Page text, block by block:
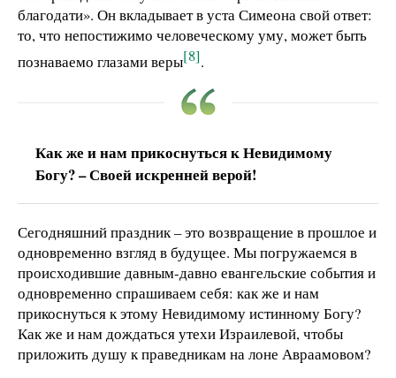
благодати». Он вкладывает в уста Симеона свой ответ:
то, что непостижимо человеческому уму, может быть
познаваемо глазами веры[8].
Как же и нам прикоснуться к Невидимому
Богу? – Своей искренней верой!
Сегодняшний праздник – это возвращение в прошлое и
одновременно взгляд в будущее. Мы погружаемся в
происходившие давным-давно евангельские события и
одновременно спрашиваем себя: как же и нам
прикоснуться к этому Невидимому истинному Богу?
Как же и нам дождаться утехи Израилевой, чтобы
приложить душу к праведникам на лоне Авраамовом?